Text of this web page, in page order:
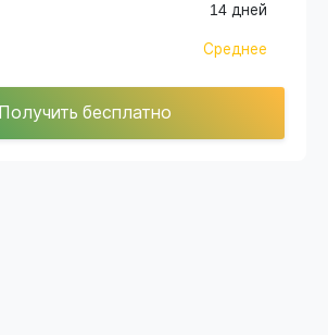
14 дней
Среднее
Получить бесплатно